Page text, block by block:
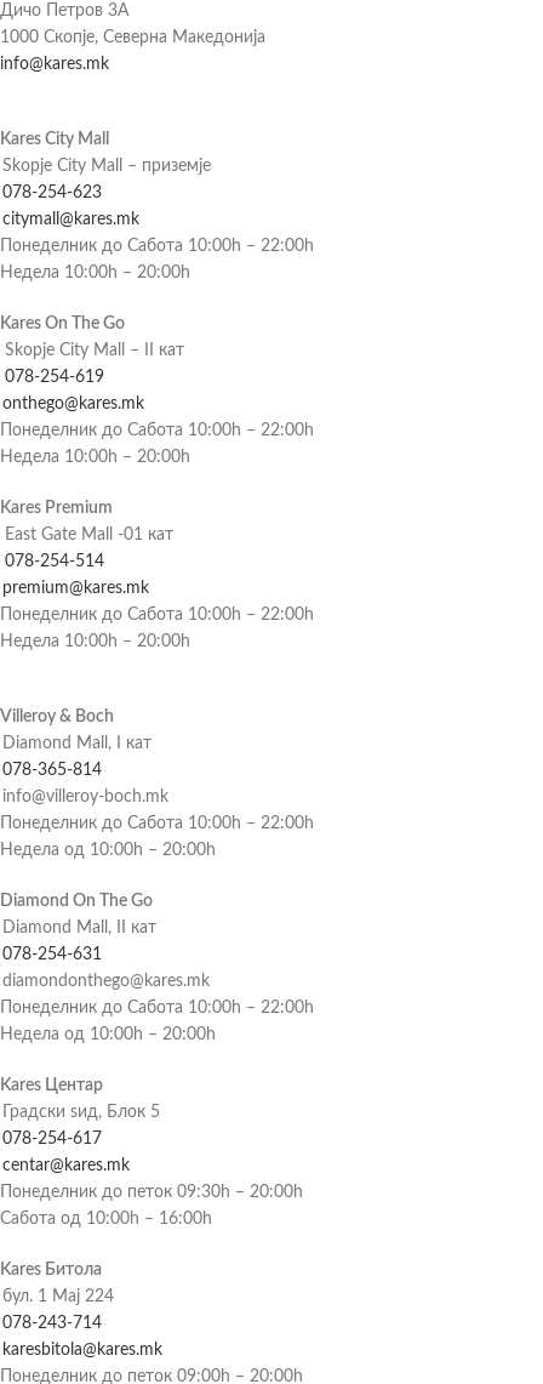
Дичо Петров 3А
1000 Скопје, Северна Македонија
info@kares.mk
Kares City Mall
Skopje City Mall – приземје
078-254-623
citymall@kares.mk
Понеделник до Сабота 10:00h – 22:00h
Недела 10:00h – 20:00h
Kares On The Go
Skopje City Mall – II кат
078-254-619
onthego@kares.mk
Понеделник до Сабота 10:00h – 22:00h
Недела 10:00h – 20:00h
Kares Premium
East Gate Mall -01 кат
078-254-514
premium@kares.mk
Понеделник до Сабота 10:00h – 22:00h
Недела 10:00h – 20:00h
Villeroy & Boch
Diamond Mall, I кат
078-365-814
info@villeroy-boch.mk
Понеделник до Сабота 10:00h – 22:00h
Недела од 10:00h – 20:00h
Diamond On The Go
Diamond Mall, II кат
078-254-631
diamondonthego@kares.mk
Понеделник до Сабота 10:00h – 22:00h
Недела од 10:00h – 20:00h
Kares Центар
Градски ѕид, Блок 5
078-254-617
centar@kares.mk
Понеделник до петок 09:30h – 20:00h
Сабота од 10:00h – 16:00h
Kares Битола
бул. 1 Мај 224
078-243-714
karesbitola@kares.mk
Понеделник до петок 09:00h – 20:00h